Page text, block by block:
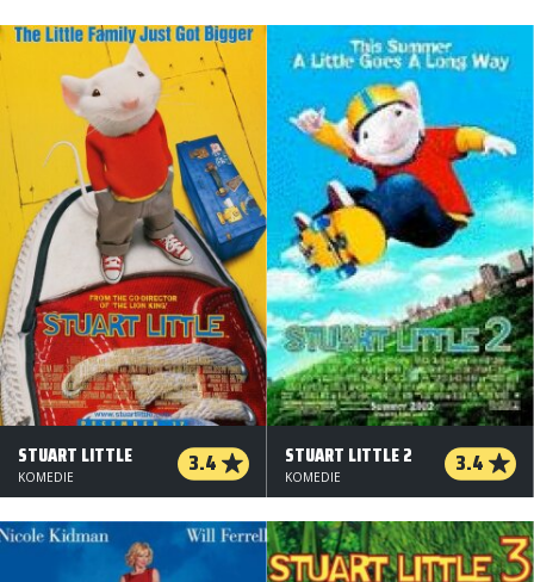
STUART LITTLE 3.4
KOMEDIE
STUART LITTLE 2 3.4
KOMEDIE